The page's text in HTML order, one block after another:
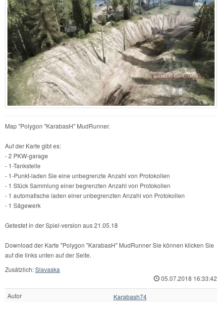
Map "Polygon "KarabasH" MudRunner.
Auf der Karte gibt es:
- 2 PKW-garage
- 1-Tankstelle
- 1-Punkt-laden Sie eine unbegrenzte Anzahl von Protokollen
- 1 Stück Sammlung einer begrenzten Anzahl von Protokollen
- 1 automatische laden einer unbegrenzten Anzahl von Protokollen
- 1 Sägewerk
Getestet in der Spiel-version aus 21.05.18
Download der Karte "Polygon "KarabasH" MudRunner Sie können klicken Sie
auf die links unten auf der Seite.
Zusätzlich:Slavaska
05.07.2018 16:33:42
Autor Karabash74